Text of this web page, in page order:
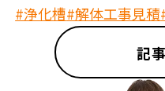
#浄化槽#解体工事見積
記